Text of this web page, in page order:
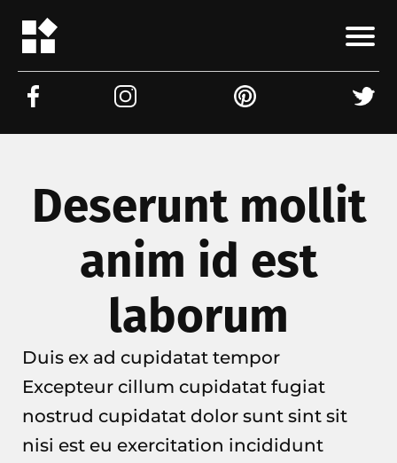
Deserunt mollit
anim id est
laborum
Duis ex ad cupidatat tempor
Excepteur cillum cupidatat fugiat
nostrud cupidatat dolor sunt sint sit
nisi est eu exercitation incididunt